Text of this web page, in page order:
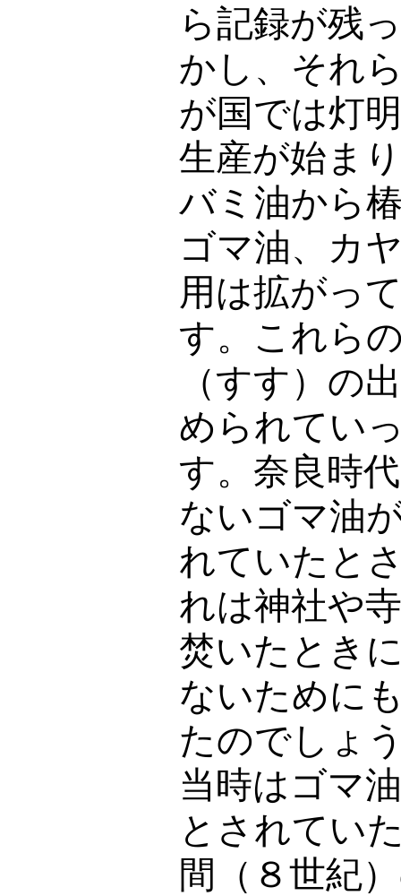
ら記録が残
かし、それ
が国では灯
生産が始ま
バミ油から
ゴマ油、カ
用は拡がっ
す。これら
（すす）の
められてい
す。奈良時
ないゴマ油
れていたと
れは神社や
焚いたとき
ないために
たのでしょ
当時はゴマ
とされてい
間（８世紀